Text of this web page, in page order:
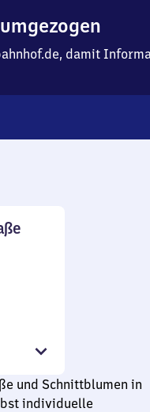
damit
und Schnittblumen in
individuelle